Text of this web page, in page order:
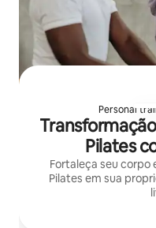
Personal
Pilates
Fortaleça seu corpo
Pilates em sua